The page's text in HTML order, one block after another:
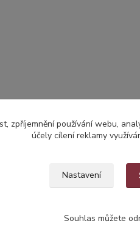
zpříjemnění používání webu,
účely cílení reklamy
Nastavení
Souhlas můžete